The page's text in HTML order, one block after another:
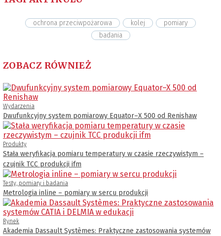
ochrona przeciwpożarowa kolej
pomiary
badania
ZOBACZ RÓWNIEŻ
Wydarzenia
Dwufunkcyjny system pomiarowy Equator–X 500 od Renishaw
Produkty
Stała weryfikacja pomiaru temperatury w czasie rzeczywistym –
czujnik TCC produkcji ifm
Testy, pomiary i badania
Metrologia inline – pomiary w sercu produkcji
Rynek
Akademia Dassault Systèmes: Praktyczne zastosowania systemów